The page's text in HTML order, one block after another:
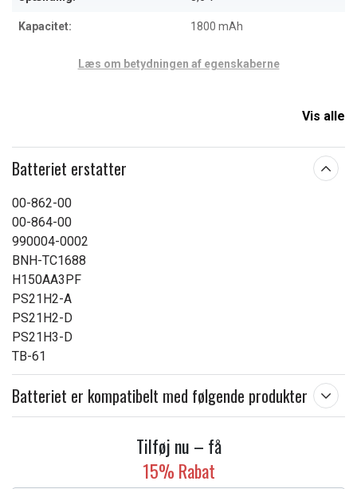
Kapacitet: 1800 mAh
Læs om betydningen af egenskaberne
Vis alle
Batteriet erstatter
00-862-00
00-864-00
990004-0002
BNH-TC1688
H150AA3PF
PS21H2-A
PS21H2-D
PS21H3-D
TB-61
Batteriet er kompatibelt med følgende produkter
Tilføj nu – få
15% Rabat